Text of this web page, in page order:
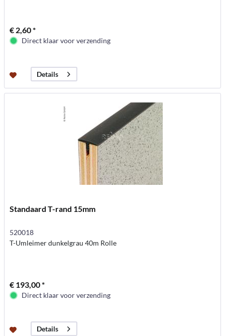
€ 2,60 *
Direct klaar voor verzending
Details
Standaard T-rand 15mm
520018
T-Umleimer dunkelgrau 40m Rolle
€ 193,00 *
Direct klaar voor verzending
Details